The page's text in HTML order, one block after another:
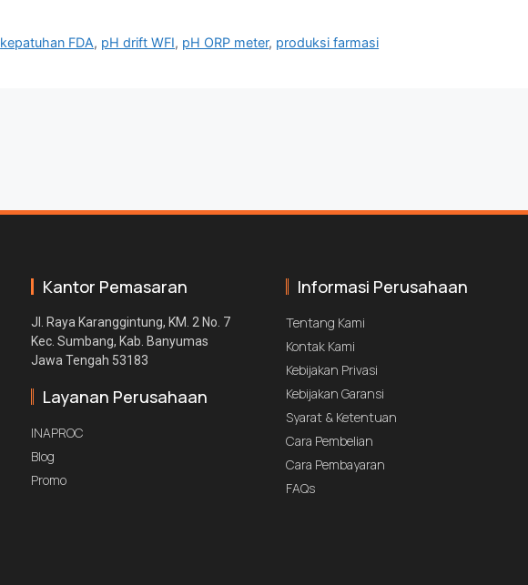
kepatuhan FDA, pH drift WFI, pH ORP meter, produksi farmasi
Kantor Pemasaran
Jl. Raya Karanggintung, KM. 2 No. 7
Kec. Sumbang, Kab. Banyumas
Jawa Tengah 53183
Layanan Perusahaan
INAPROC
Blog
Promo
Informasi Perusahaan
Tentang Kami
Kontak Kami
Kebijakan Privasi
Kebijakan Garansi
Syarat & Ketentuan
Cara Pembelian
Cara Pembayaran
FAQs